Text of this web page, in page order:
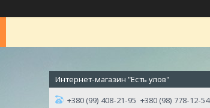
Интернет-магазин "Есть улов"
+380 (99) 408-21-95 +380 (98) 778-12-54